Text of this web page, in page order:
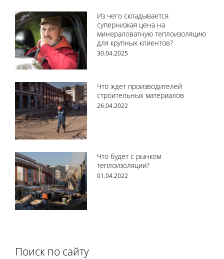
Из чего складывается
супернизкая цена на
минераловатную теплоизоляцию
для крупных клиентов?
30.04.2025
Что ждет производителей
строительных материалов
26.04.2022
Что будет с рынком
теплоизоляции?
01.04.2022
Поиск по сайту